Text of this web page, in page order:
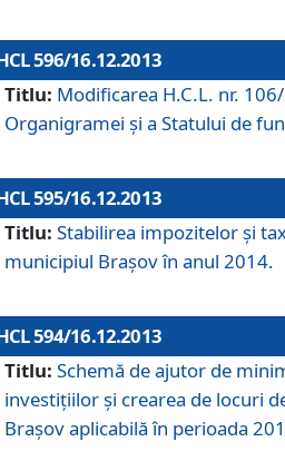
596/16.12.2013
Titlu: Modificarea H.C.L. nr.
Organigramei şi a Statului de
595/16.12.2013
Titlu: Stabilirea impozitelor şi
municipiul Braşov în anul 2014.
594/16.12.2013
Titlu: Schemă de ajutor de
investiţiilor şi crearea de locuri
Braşov aplicabilă în perioada